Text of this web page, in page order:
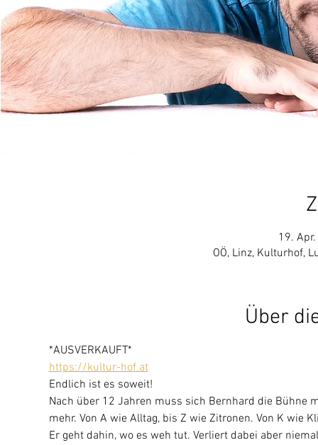
19.
OÖ, Linz, Kulturhof,
Über
*AUSVERKAUFT*
https://kultur-hof.at
Endlich ist es soweit!
Nach über 12 Jahren muss sich Bernhard die Bühne
mehr. Von A wie Alltag, bis Z wie Zitronen. Von K wie
Er geht dahin, wo es weh tut. Verliert dabei aber